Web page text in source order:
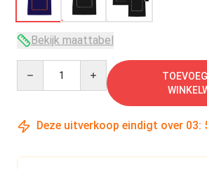
Bekijk maattabel
Deze uitverkoop eindigt over 03: